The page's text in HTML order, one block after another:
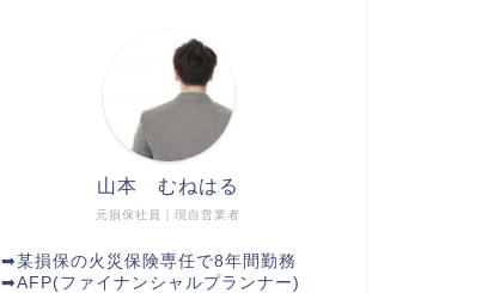
元損保社員｜現自営業者
山本 むねはる
➡︎某損保の火災保険専任で8年間勤務
➡︎AFP(ファイナンシャルプランナー)